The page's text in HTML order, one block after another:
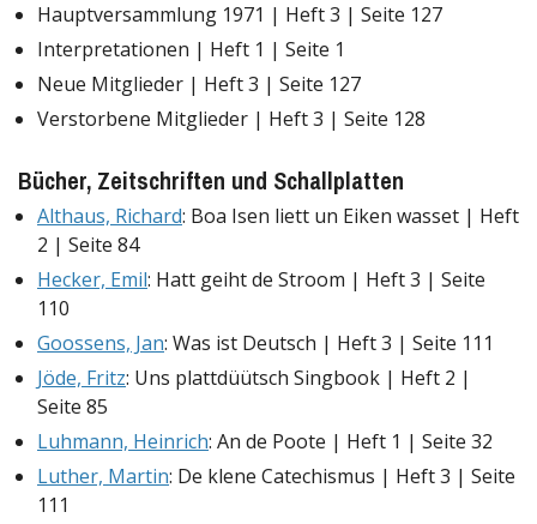
Hauptversammlung 1971 | Heft 3 | Seite 127
Interpretationen | Heft 1 | Seite 1
Neue Mitglieder | Heft 3 | Seite 127
Verstorbene Mitglieder | Heft 3 | Seite 128
Bücher, Zeitschriften und Schallplatten
Althaus, Richard: Boa Isen liett un Eiken wasset | Heft
2 | Seite 84
Hecker, Emil: Hatt geiht de Stroom | Heft 3 | Seite
110
Goossens, Jan: Was ist Deutsch | Heft 3 | Seite 111
Jöde, Fritz: Uns plattdüütsch Singbook | Heft 2 |
Seite 85
Luhmann, Heinrich: An de Poote | Heft 1 | Seite 32
Luther, Martin: De klene Catechismus | Heft 3 | Seite
111